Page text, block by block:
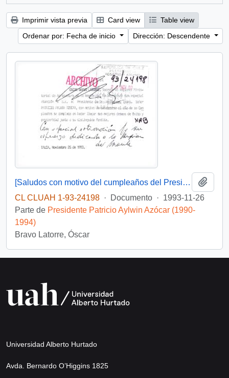
Imprimir vista previa Card view
Table view
Ordenar por: Fecha de inicio
Dirección: Descendente
[Saludos con motivo del cumpleaños del Presidente]
CL CLUAH 1-93-24198 · Documento · 1993-11-26
Parte de Presidente Patricio Aylwin Azócar (1990-
1994)
Bravo Latorre, Óscar
Universidad Alberto Hurtado
Avda. Bernardo O’Higgins 1825